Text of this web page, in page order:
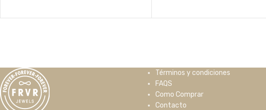
Términos y condiciones
FAQS
Como Comprar
Contacto